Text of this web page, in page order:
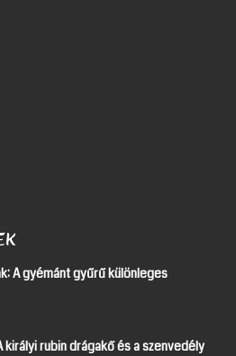
A gyémánt gyűrű különleges
királyi rubin drágakő és a szenvedély